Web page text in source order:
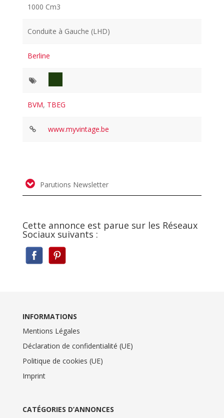
1000 Cm3
Conduite à Gauche (LHD)
Berline
BVM, TBEG
www.myvintage.be
Parutions Newsletter
Cette annonce est parue sur les Réseaux
Sociaux suivants :
INFORMATIONS
Mentions Légales
Déclaration de confidentialité (UE)
Politique de cookies (UE)
Imprint
CATÉGORIES D’ANNONCES